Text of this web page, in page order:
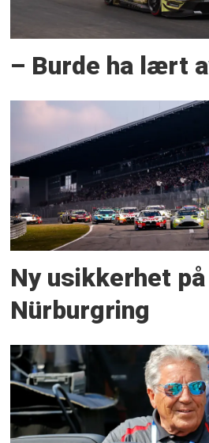
– Burde ha lært
Ny usikkerhet på
Nürburgring